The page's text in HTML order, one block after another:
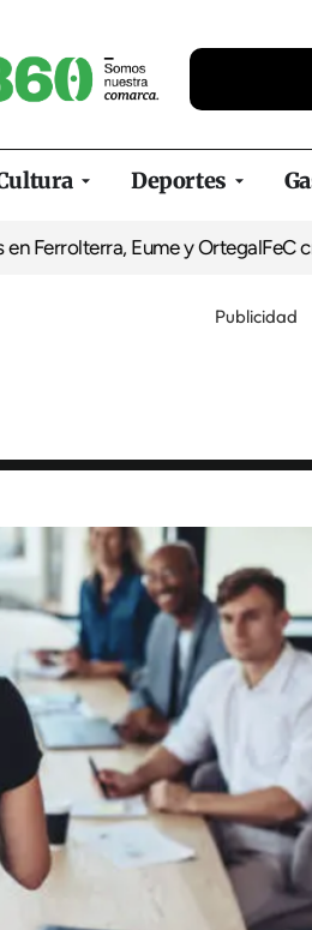
Deportes
Eume y OrtegalFeC critica la
Publicidad